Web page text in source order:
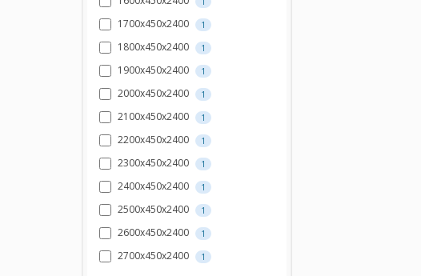
1700х450х2400 1
1800х450х2400 1
1900х450х2400 1
2000х450х2400 1
2100х450х2400 1
2200х450х2400 1
2300х450х2400 1
2400х450х2400 1
2500х450х2400 1
2600х450х2400 1
2700х450х2400 1